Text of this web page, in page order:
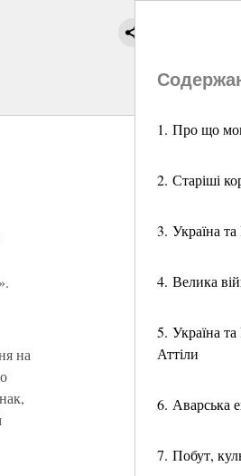
1. Про що
2. Старіші
3. Україна
4. Велика
5. Україна
Аттіли
6. Аварська
7. Побут,
на